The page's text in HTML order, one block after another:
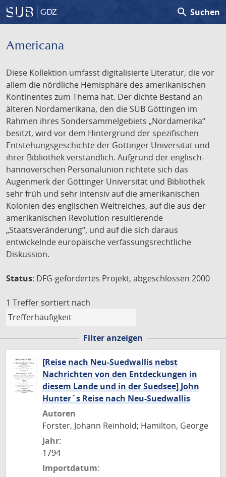
GDZ search Suchen
Americana
Diese Kollektion umfasst digitalisierte Literatur, die vor
allem die nördliche Hemisphäre des amerikanischen
Kontinentes zum Thema hat. Der dichte Bestand an
älteren Nordamerikana, den die SUB Göttingen im
Rahmen ihres Sondersammelgebiets „Nordamerika“
besitzt, wird vor dem Hintergrund der spezifischen
Entstehungsgeschichte der Göttinger Universität und
ihrer Bibliothek verständlich. Aufgrund der englisch-
hannoverschen Personalunion richtete sich das
Augenmerk der Göttinger Universität und Bibliothek
sehr früh und sehr intensiv auf die amerikanischen
Kolonien des englischen Weltreiches, auf die aus der
amerikanischen Revolution resultierende
„Staatsveränderung“, und auf die sich daraus
entwickelnde europäische verfassungsrechtliche
Diskussion.
Status: DFG-gefördertes Projekt, abgeschlossen 2000
1 Treffer sortiert nach
Filter anzeigen
[Reise nach Neu-Suedwallis nebst
Nachrichten von den Entdeckungen in
diesem Lande und in der Suedsee] John
Hunter´s Reise nach Neu-Suedwallis
Autoren
Forster, Johann Reinhold; Hamilton, George
Jahr:
1794
Importdatum: